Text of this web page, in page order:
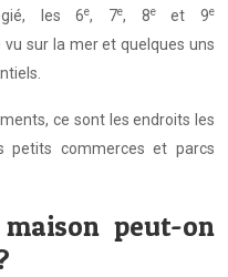
les 6e, 7e, 8eet 9e
sur la mer et quelques uns
ce sont les endroits les
petits commerces et parcs
peut-on